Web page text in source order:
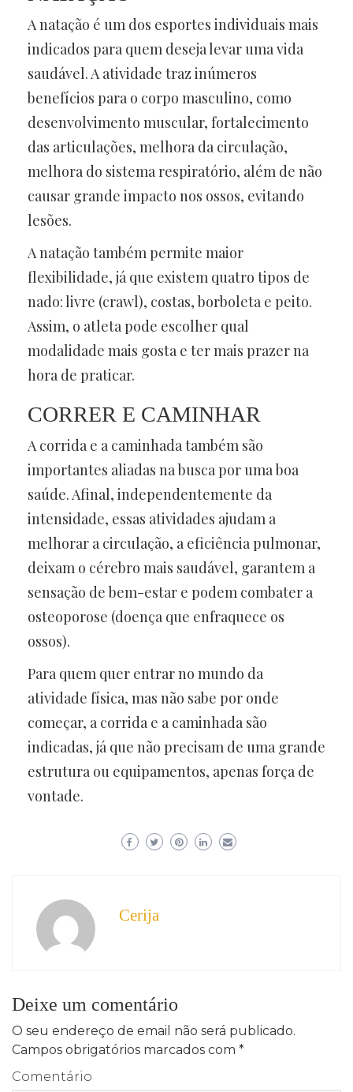
A natação é um dos esportes individuais mais
indicados para quem deseja levar uma vida
saudável. A atividade traz inúmeros
benefícios para o corpo masculino, como
desenvolvimento muscular, fortalecimento
das articulações, melhora da circulação,
melhora do sistema respiratório, além de não
causar grande impacto nos ossos, evitando
lesões.
A natação também permite maior
flexibilidade, já que existem quatro tipos de
nado: livre (crawl), costas, borboleta e peito.
Assim, o atleta pode escolher qual
modalidade mais gosta e ter mais prazer na
hora de praticar.
CORRER E CAMINHAR
A corrida e a caminhada também são
importantes aliadas na busca por uma boa
saúde. Afinal, independentemente da
intensidade, essas atividades ajudam a
melhorar a circulação, a eficiência pulmonar,
deixam o cérebro mais saudável, garantem a
sensação de bem-estar e podem combater a
osteoporose (doença que enfraquece os
ossos).
Para quem quer entrar no mundo da
atividade física, mas não sabe por onde
começar, a corrida e a caminhada são
indicadas, já que não precisam de uma grande
estrutura ou equipamentos, apenas força de
vontade.
Cerija
Deixe um comentário
O seu endereço de email não será publicado.
Campos obrigatórios marcados com *
Comentário